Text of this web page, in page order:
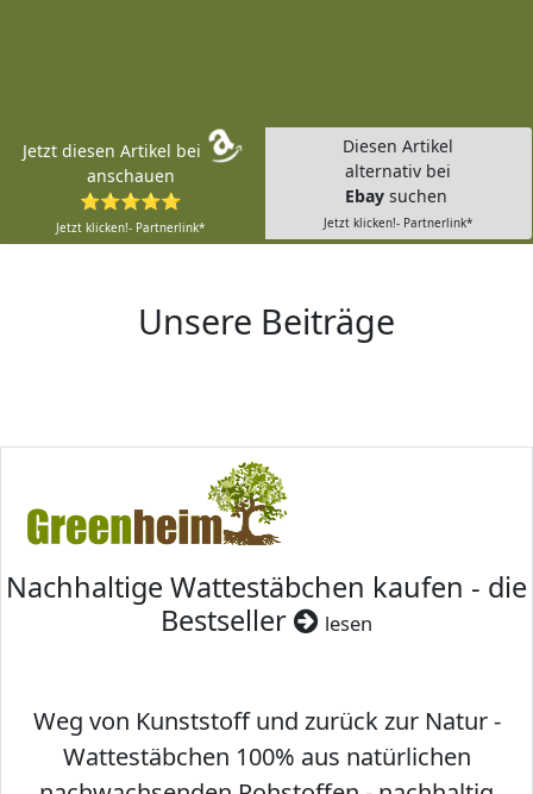
Jetzt diesen Artikel bei
anschauen
⭐⭐⭐⭐⭐
Jetzt klicken!- Partnerlink*
Diesen Artikel
alternativ bei
Ebay suchen
Jetzt klicken!- Partnerlink*
Unsere Beiträge
Nachhaltige Wattestäbchen kaufen - die
Bestseller
lesen
Weg von Kunststoff und zurück zur Natur -
Wattestäbchen 100% aus natürlichen